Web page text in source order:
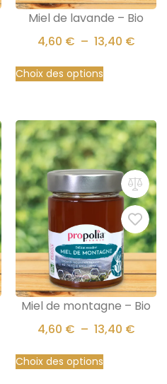
Miel de lavande – Bio
4,60 € – 13,40 €
Choix des options
Miel de montagne – Bio
4,60 € – 13,40 €
Choix des options